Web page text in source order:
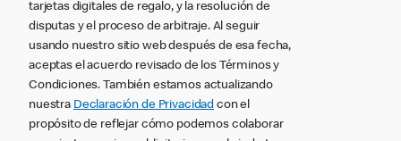
tarjetas digitales de regalo, y la resolución de
disputas y el proceso de arbitraje. Al seguir
usando nuestro sitio web después de esa fecha,
aceptas el acuerdo revisado de los Términos y
Condiciones. También estamos actualizando
nuestra Declaración de Privacidad con el
propósito de reflejar cómo podemos colaborar